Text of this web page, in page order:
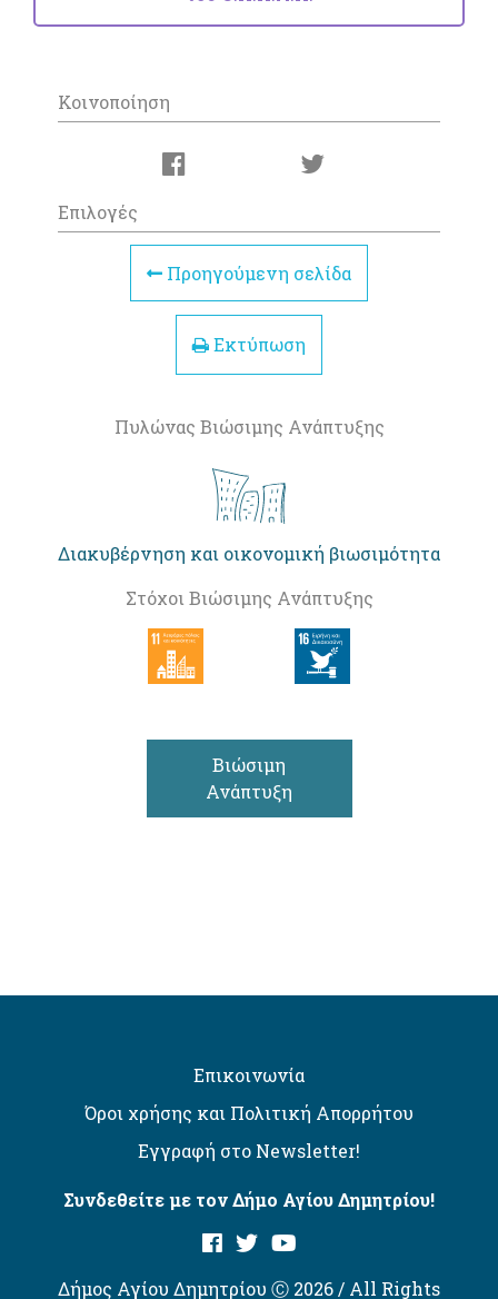
Κοινοποίηση
Επιλογές
Προηγούμενη σελίδα
Εκτύπωση
Πυλώνας Βιώσιμης Ανάπτυξης
Διακυβέρνηση και οικονομική βιωσιμότητα
Στόχοι Βιώσιμης Ανάπτυξης
Βιώσιμη
Ανάπτυξη
Επικοινωνία
Όροι χρήσης και Πολιτική Απορρήτου
Εγγραφή στο Newsletter!
Συνδεθείτε με τον Δήμο Αγίου Δημητρίου!
Δήμος Αγίου Δημητρίου Ⓒ 2026 / All Rights